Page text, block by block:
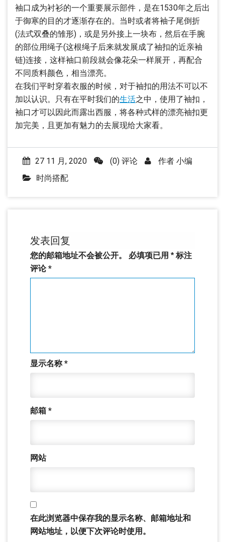
袖口成为衬衫的一个重要展示部件，是在1530年之后出
于御寒的目的才逐渐存在的。当时或者将袖子尾倒折
(法式双叠的雏形)，或是另外接上一块布，然后在手腕
的部位用绳子(这根绳子后来就发展成了袖扣的近亲袖
链)连接，这样袖口前段就会像花朵一样展开，再配合
不同质料颜色，相当漂亮。
在我们平时穿着衣服的时候，对于袖扣的用法不可以不
加以认识。只有在平时我们的生活之中，使用了袖扣，
袖口才可以因此而露出西服，将各种式样的漂亮袖扣更
加完美，且更加有魅力的去展现给大家看。
27 11 月, 2020 (0) 评论 作者 小编
时尚搭配
发表回复
您的邮箱地址不会被公开。 必填项已用 * 标注
评论*
显示名称*
邮箱 *
网站
在此浏览器中保存我的显示名称、邮箱地址和
网站地址，以便下次评论时使用。